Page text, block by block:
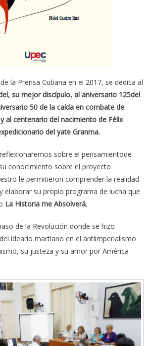
la Prensa Cubana en el 2017, se dedica al
su mejor discípulo, al aniversario 125del
50 de la caída en combate de
al centenario del nacimiento de Félix
del yate Granma.
sobre el pensamientode
conocimiento sobre el proyecto
le permitieron comprender la realidad
elaborar su propio programa de lucha que
La Historia me Absolverá.
de la Revolución donde se hizo
ideario martiano en el antiimperialismo
su justeza y su amor por América